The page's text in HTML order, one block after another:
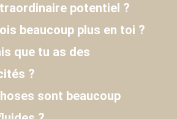
potentiel ?
beaucoup plus en toi ?
que tu as des
?
sont beaucoup